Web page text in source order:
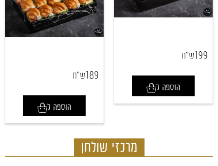
199ש"ח
הוספה ל
189ש"ח
הוספה ל
מרכזי שולחן